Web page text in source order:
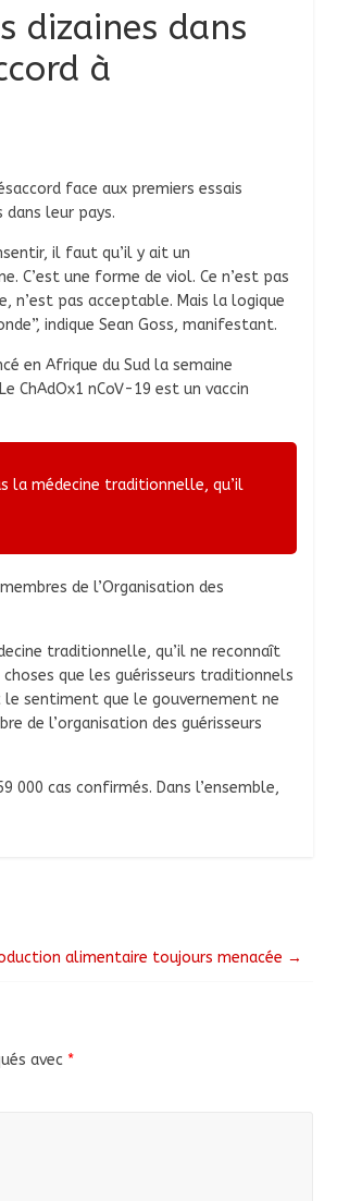
dizaines dans
à
face aux premiers essais
dans leur pays.
il faut qu’il y ait un
C’est une forme de viol. Ce n’est pas
n’est pas acceptable. Mais la logique
indique Sean Goss, manifestant.
en Afrique du Sud la semaine
ChAdOx1 nCoV-19 est un vaccin
la médecine traditionnelle, qu’il
de l’Organisation des
traditionnelle, qu’il ne reconnaît
que les guérisseurs traditionnels
le sentiment que le gouvernement ne
de l’organisation des guérisseurs
000 cas confirmés. Dans l’ensemble,
alimentaire toujours menacée →
avec *